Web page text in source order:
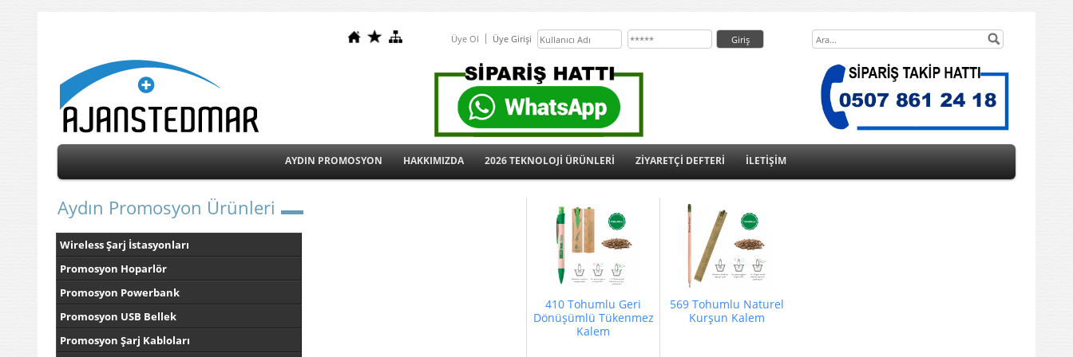
Üye Ol Üye Girişi
AYDIN PROMOSYON HAKKIMIZDA 2026 TEKNOLOJİ ÜRÜNLERİ ZİYARETÇİ DEFTERİ İLETİŞİM
Aydın Promosyon Ürünleri
Wireless Şarj İstasyonları
Promosyon Hoparlör
Promosyon Powerbank
Promosyon USB Bellek
Promosyon Şarj Kabloları
410 Tohumlu Geri
Dönüşümlü Tükenmez
Kalem
569 Tohumlu Naturel
Kurşun Kalem